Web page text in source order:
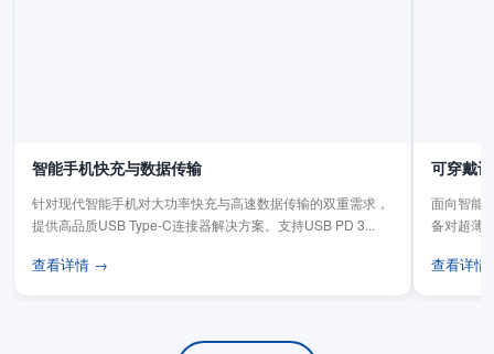
智能手机快充与数据传输
针对现代智能手机对大功率快充与高速数据传输的双重需求，
提供高品质USB Type-C连接器解决方案。支持USB PD 3...
查看详情 →
可穿戴
面向智能
备对超薄
查看详